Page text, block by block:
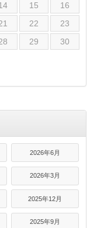
15
16
22
23
29
30
2026年6月
2026年3月
2025年12月
2025年9月